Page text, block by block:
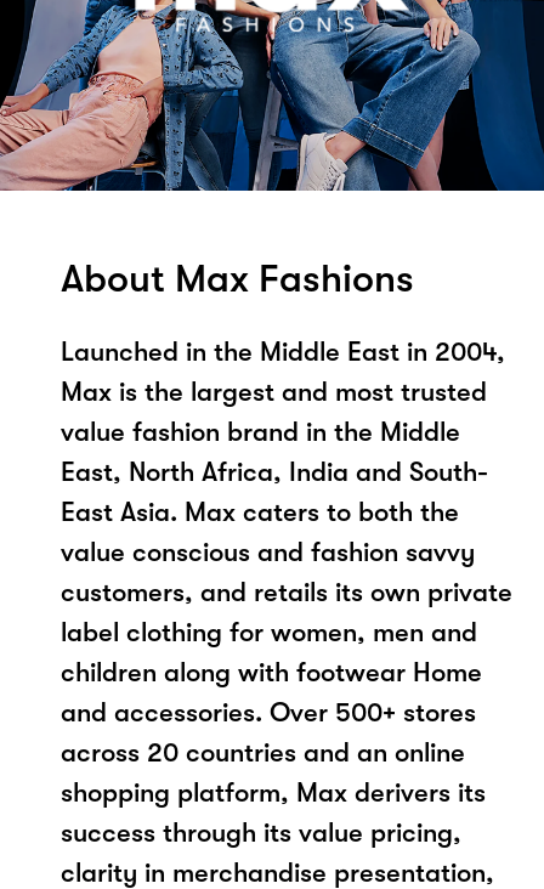
About Max Fashions
Launched in the Middle East in 2004,
Max is the largest and most trusted
value fashion brand in the Middle
East, North Africa, India and South-
East Asia. Max caters to both the
value conscious and fashion savvy
customers, and retails its own private
label clothing for women, men and
children along with footwear Home
and accessories. Over 500+ stores
across 20 countries and an online
shopping platform, Max derivers its
success through its value pricing,
clarity in merchandise presentation,